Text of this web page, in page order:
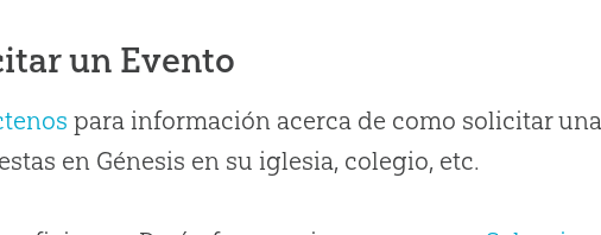
un Evento
para información acerca de como solicitar
en Génesis en su iglesia, colegio, etc.